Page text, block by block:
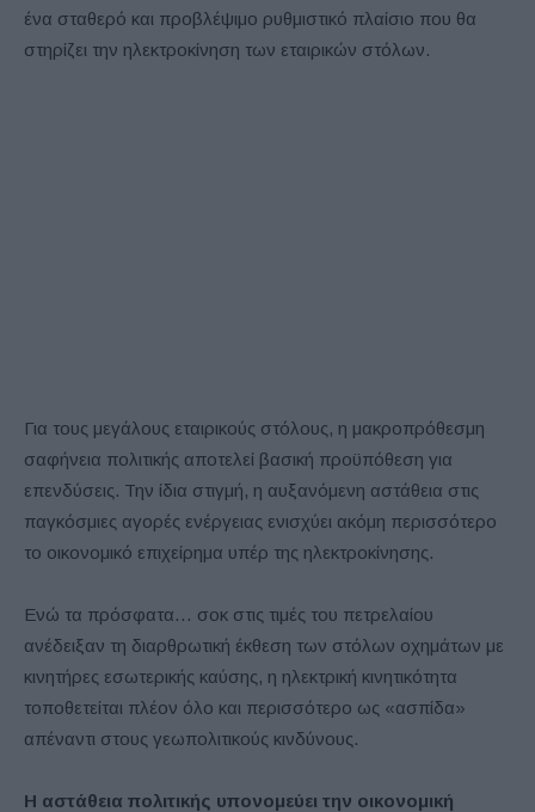
ένα σταθερό και προβλέψιμο ρυθμιστικό πλαίσιο που θα
στηρίζει την ηλεκτροκίνηση των εταιρικών στόλων.
Για τους μεγάλους εταιρικούς στόλους, η μακροπρόθεσμη
σαφήνεια πολιτικής αποτελεί βασική προϋπόθεση για
επενδύσεις. Την ίδια στιγμή, η αυξανόμενη αστάθεια στις
παγκόσμιες αγορές ενέργειας ενισχύει ακόμη περισσότερο
το οικονομικό επιχείρημα υπέρ της ηλεκτροκίνησης.
Ενώ τα πρόσφατα… σοκ στις τιμές του πετρελαίου
ανέδειξαν τη διαρθρωτική έκθεση των στόλων οχημάτων με
κινητήρες εσωτερικής καύσης, η ηλεκτρική κινητικότητα
τοποθετείται πλέον όλο και περισσότερο ως «ασπίδα»
απέναντι στους γεωπολιτικούς κινδύνους.
Η αστάθεια πολιτικής υπονομεύει την οικονομική